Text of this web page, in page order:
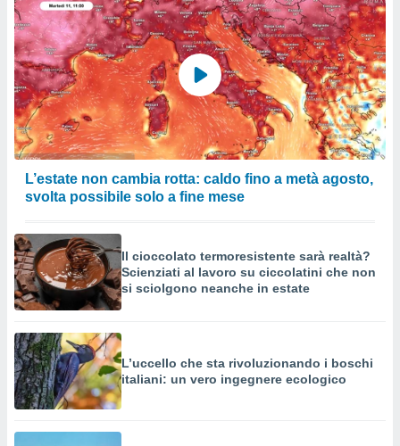
L’estate non cambia rotta: caldo fino a metà agosto,
svolta possibile solo a fine mese
Il cioccolato termoresistente sarà realtà?
Scienziati al lavoro su ciccolatini che non
si sciolgono neanche in estate
L’uccello che sta rivoluzionando i boschi
italiani: un vero ingegnere ecologico